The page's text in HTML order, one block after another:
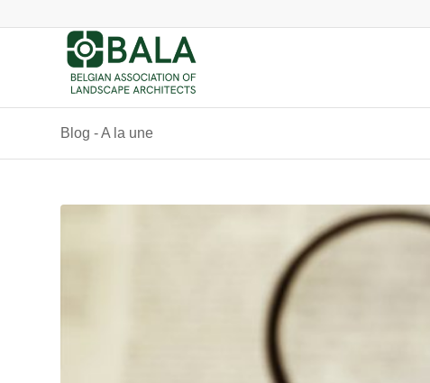
Blog - A la une